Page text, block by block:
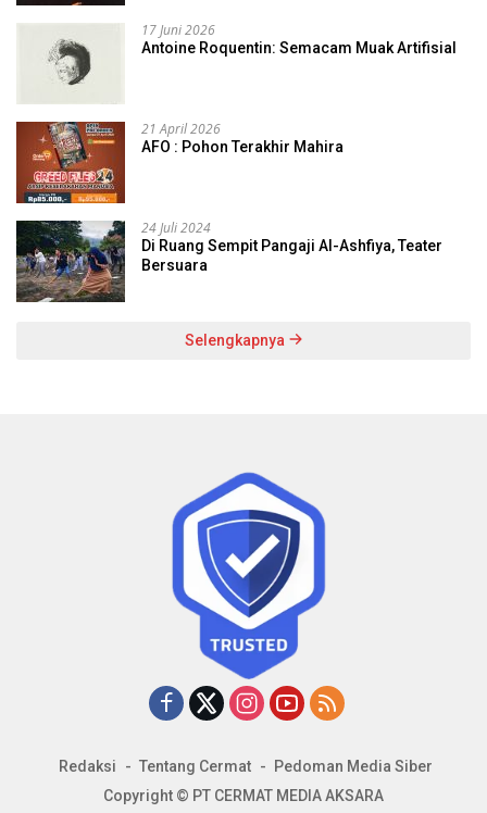
17 Juni 2026
Antoine Roquentin: Semacam Muak Artifisial
21 April 2026
AFO : Pohon Terakhir Mahira
24 Juli 2024
Di Ruang Sempit Pangaji Al-Ashfiya, Teater
Bersuara
Selengkapnya
Redaksi Tentang Cermat
Pedoman Media Siber
Copyright © PT CERMAT MEDIA AKSARA